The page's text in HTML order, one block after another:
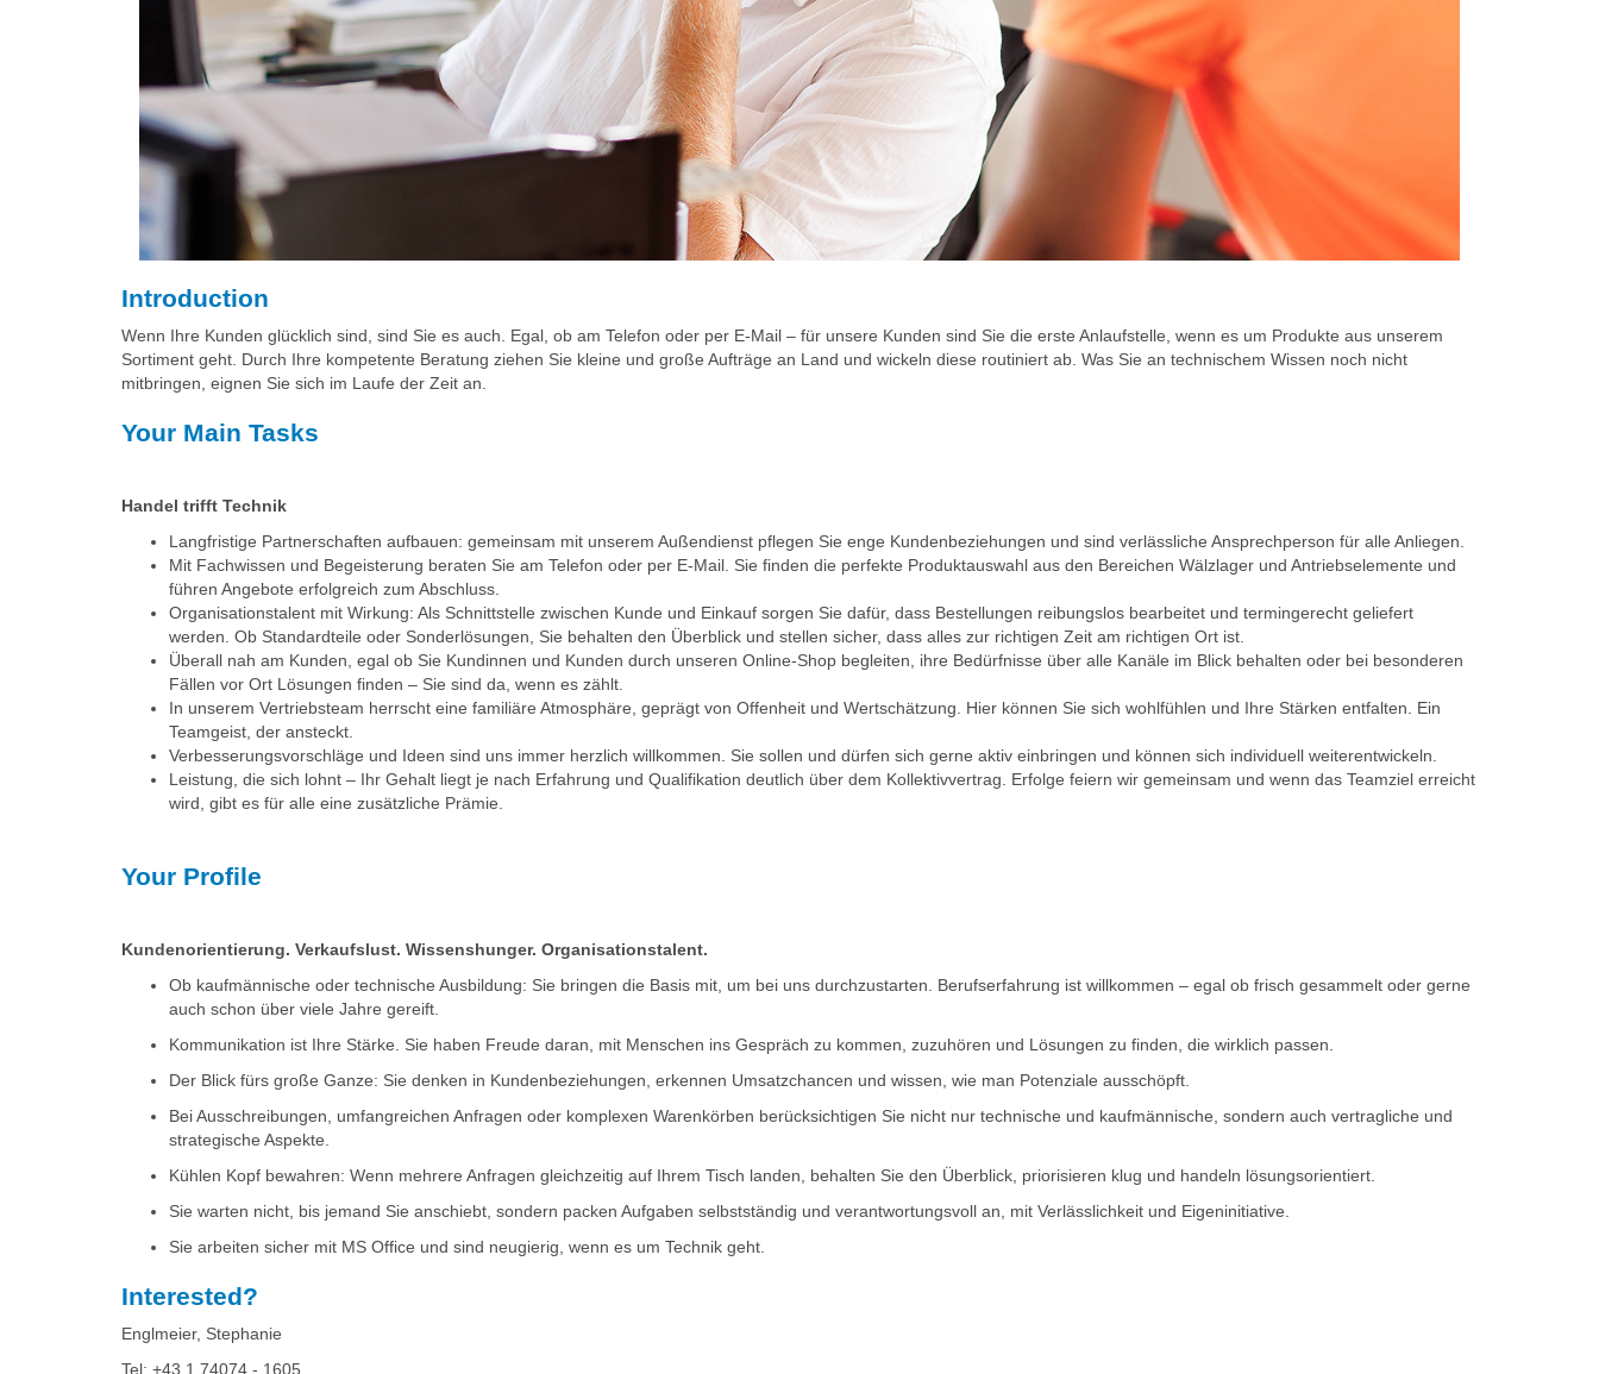
Introduction
Wenn Ihre Kunden glücklich sind, sind Sie es auch. Egal, ob am Telefon oder per E-Mail – für unsere Kunden sind Sie die erste Anlaufstelle, wenn es um Produkte aus unserem
Sortiment geht. Durch Ihre kompetente Beratung ziehen Sie kleine und große Aufträge an Land und wickeln diese routiniert ab. Was Sie an technischem Wissen noch nicht
mitbringen, eignen Sie sich im Laufe der Zeit an.
Your Main Tasks
Handel trifft Technik
Langfristige Partnerschaften aufbauen: gemeinsam mit unserem Außendienst pflegen Sie enge Kundenbeziehungen und sind verlässliche Ansprechperson für alle Anliegen.
Mit Fachwissen und Begeisterung beraten Sie am Telefon oder per E-Mail. Sie finden die perfekte Produktauswahl aus den Bereichen Wälzlager und Antriebselemente und
führen Angebote erfolgreich zum Abschluss.
Organisationstalent mit Wirkung: Als Schnittstelle zwischen Kunde und Einkauf sorgen Sie dafür, dass Bestellungen reibungslos bearbeitet und termingerecht geliefert
werden. Ob Standardteile oder Sonderlösungen, Sie behalten den Überblick und stellen sicher, dass alles zur richtigen Zeit am richtigen Ort ist.
Überall nah am Kunden, egal ob Sie Kundinnen und Kunden durch unseren Online-Shop begleiten, ihre Bedürfnisse über alle Kanäle im Blick behalten oder bei besonderen
Fällen vor Ort Lösungen finden – Sie sind da, wenn es zählt.
In unserem Vertriebsteam herrscht eine familiäre Atmosphäre, geprägt von Offenheit und Wertschätzung. Hier können Sie sich wohlfühlen und Ihre Stärken entfalten. Ein
Teamgeist, der ansteckt.
Verbesserungsvorschläge und Ideen sind uns immer herzlich willkommen. Sie sollen und dürfen sich gerne aktiv einbringen und können sich individuell weiterentwickeln.
Leistung, die sich lohnt – Ihr Gehalt liegt je nach Erfahrung und Qualifikation deutlich über dem Kollektivvertrag. Erfolge feiern wir gemeinsam und wenn das Teamziel erreicht
wird, gibt es für alle eine zusätzliche Prämie.
Your Profile
Kundenorientierung. Verkaufslust. Wissenshunger. Organisationstalent.
Ob kaufmännische oder technische Ausbildung: Sie bringen die Basis mit, um bei uns durchzustarten. Berufserfahrung ist willkommen – egal ob frisch gesammelt oder gerne
auch schon über viele Jahre gereift.
Kommunikation ist Ihre Stärke. Sie haben Freude daran, mit Menschen ins Gespräch zu kommen, zuzuhören und Lösungen zu finden, die wirklich passen.
Der Blick fürs große Ganze: Sie denken in Kundenbeziehungen, erkennen Umsatzchancen und wissen, wie man Potenziale ausschöpft.
Bei Ausschreibungen, umfangreichen Anfragen oder komplexen Warenkörben berücksichtigen Sie nicht nur technische und kaufmännische, sondern auch vertragliche und
strategische Aspekte.
Kühlen Kopf bewahren: Wenn mehrere Anfragen gleichzeitig auf Ihrem Tisch landen, behalten Sie den Überblick, priorisieren klug und handeln lösungsorientiert.
Sie warten nicht, bis jemand Sie anschiebt, sondern packen Aufgaben selbstständig und verantwortungsvoll an, mit Verlässlichkeit und Eigeninitiative.
Sie arbeiten sicher mit MS Office und sind neugierig, wenn es um Technik geht.
Interested?
Englmeier, Stephanie
Tel: +43 1 74074 - 1605